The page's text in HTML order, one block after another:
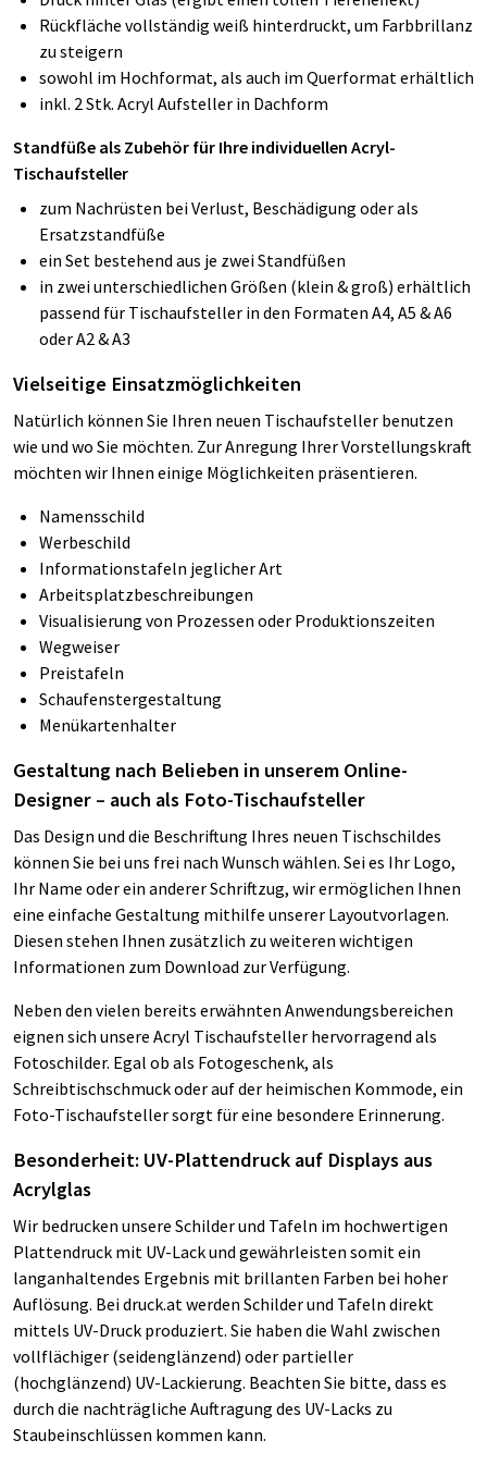
Rückfläche vollständig weiß hinterdruckt, um Farbbrillanz
zu steigern
sowohl im Hochformat, als auch im Querformat erhältlich
inkl. 2 Stk. Acryl Aufsteller in Dachform
Standfüße als Zubehör für Ihre individuellen Acryl-
Tischaufsteller
zum Nachrüsten bei Verlust, Beschädigung oder als
Ersatzstandfüße
ein Set bestehend aus je zwei Standfüßen
in zwei unterschiedlichen Größen (klein & groß) erhältlich
passend für Tischaufsteller in den Formaten A4, A5 & A6
oder A2 & A3
Vielseitige Einsatzmöglichkeiten
Natürlich können Sie Ihren neuen Tischaufsteller benutzen
wie und wo Sie möchten. Zur Anregung Ihrer Vorstellungskraft
möchten wir Ihnen einige Möglichkeiten präsentieren.
Namensschild
Werbeschild
Informationstafeln jeglicher Art
Arbeitsplatzbeschreibungen
Visualisierung von Prozessen oder Produktionszeiten
Wegweiser
Preistafeln
Schaufenstergestaltung
Menükartenhalter
Gestaltung nach Belieben in unserem Online-
Designer – auch als Foto-Tischaufsteller
Das Design und die Beschriftung Ihres neuen Tischschildes
können Sie bei uns frei nach Wunsch wählen. Sei es Ihr Logo,
Ihr Name oder ein anderer Schriftzug, wir ermöglichen Ihnen
eine einfache Gestaltung mithilfe unserer Layoutvorlagen.
Diesen stehen Ihnen zusätzlich zu weiteren wichtigen
Informationen zum Download zur Verfügung.
Neben den vielen bereits erwähnten Anwendungsbereichen
eignen sich unsere Acryl Tischaufsteller hervorragend als
Fotoschilder. Egal ob als Fotogeschenk, als
Schreibtischschmuck oder auf der heimischen Kommode, ein
Foto-Tischaufsteller sorgt für eine besondere Erinnerung.
Besonderheit: UV-Plattendruck auf Displays aus
Acrylglas
Wir bedrucken unsere Schilder und Tafeln im hochwertigen
Plattendruck mit UV-Lack und gewährleisten somit ein
langanhaltendes Ergebnis mit brillanten Farben bei hoher
Auflösung. Bei druck.at werden Schilder und Tafeln direkt
mittels UV-Druck produziert. Sie haben die Wahl zwischen
vollflächiger (seidenglänzend) oder partieller
(hochglänzend) UV-Lackierung. Beachten Sie bitte, dass es
durch die nachträgliche Auftragung des UV-Lacks zu
Staubeinschlüssen kommen kann.